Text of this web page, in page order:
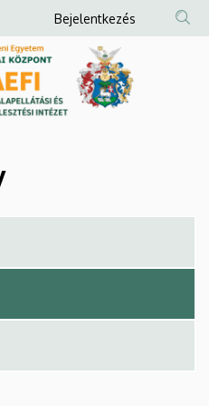
Anonim
Felhasználói
fiók
menüje
Bejelentkezés